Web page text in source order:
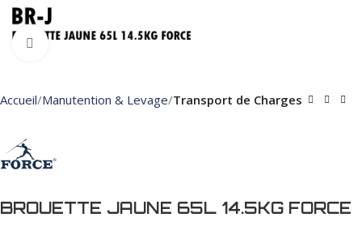
Click to enlarge
Accueil Manutention & Levage Transport de Charges
BROUETTE JAUNE 65L 14.5KG FORCE